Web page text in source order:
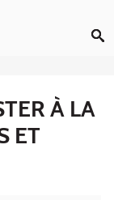
À LA
ET